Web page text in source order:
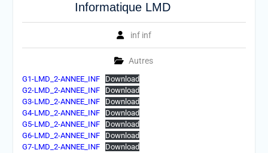
Informatique LMD
inf inf
Autres
G1-LMD_2-ANNEE_INF
Download
G2-LMD_2-ANNEE_INF
Download
G3-LMD_2-ANNEE_INF
Download
G4-LMD_2-ANNEE_INF
Download
G5-LMD_2-ANNEE_INF
Download
G6-LMD_2-ANNEE_INF
Download
G7-LMD_2-ANNEE_INF
Download